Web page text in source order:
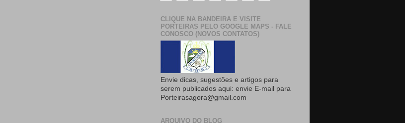
CLIQUE NA BANDEIRA E VISITE
PORTEIRAS PELO GOOGLE MAPS - FALE
CONOSCO (NOVOS CONTATOS)
Envie dicas, sugestões e artigos para
serem publicados aqui: envie E-mail para
Porteirasagora@gmail.com
ARQUIVO DO BLOG